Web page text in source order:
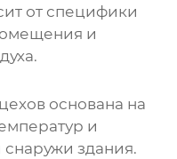
от специфики
и
основана на
и
снаружи здания.